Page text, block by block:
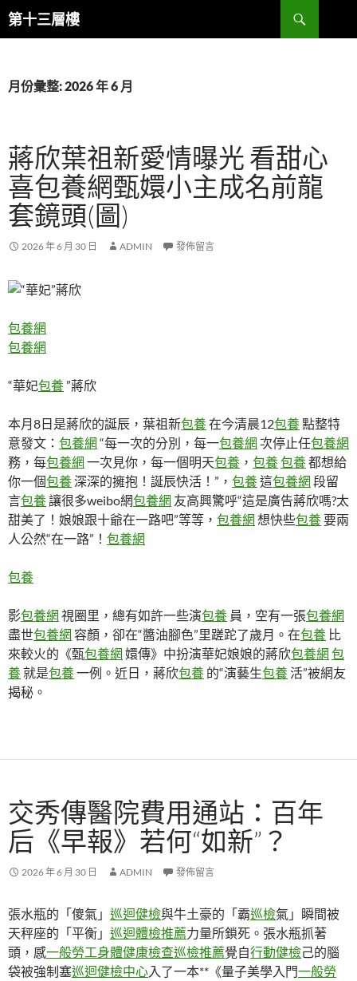
跳
至
內
第十三層樓
搜
尋
月份彙整: 2026 年 6 月
蔣欣葉祖新愛情曝光 看甜心
喜包養網甄嬛小主成名前龍
套鏡頭(圖)
2026 年 6 月 30 日 ADMIN 發佈留言
包養網
包養網
“華妃包養”蔣欣
本月8日是蔣欣的誕辰，葉祖新包養在今清晨12包養點整特
意發文： 包養網 “每一次的分別，每一包養網 次停止任包養網
務，每包養網 一次見你，每一個明天包養 ， 包養包養都想給
你一個包養深深的擁抱！誕辰快活！”， 包養這包養網 段留
言包養讓很多weibo網包養網 友高興驚呼“這是廣告蔣欣嗎?太
甜美了！娘娘跟十爺在一路吧”等等， 包養網 想快些包養要兩
人公然“在一路”！ 包養網
包養
影包養網 視圈里，總有如許一些演包養 員，空有一張包養網
盡世包養網 容顏，卻在“醬油腳色”里蹉跎了歲月。在包養 比
來較火的《甄包養網 嬛傳》中扮演華妃娘娘的蔣欣包養網 包
養就是包養一例。近日，蔣欣包養 的“演藝生包養 活”被網友
揭秘。
交秀傳醫院費用通站：百年
后《早報》若何“如新”？
2026 年 6 月 30 日 ADMIN 發佈留言
張水瓶的「傻氣」 巡迴健檢與牛土豪的「霸巡檢氣」瞬間被
天秤座的「平衡」 巡迴體檢推薦力量所鎖死。張水瓶抓著
頭，感一般勞工身體健康檢查巡檢推薦覺自行動健檢己的腦
袋被強制塞巡迴健檢中心入了一本**《量子美學入門一般勞